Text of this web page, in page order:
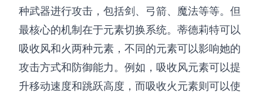
种武器进行攻击，包括剑、弓箭、魔法等等。但
最核心的机制在于元素切换系统。蒂德莉特可以
吸收风和火两种元素，不同的元素可以影响她的
攻击方式和防御能力。例如，吸收风元素可以提
升移动速度和跳跃高度，而吸收火元素则可以使